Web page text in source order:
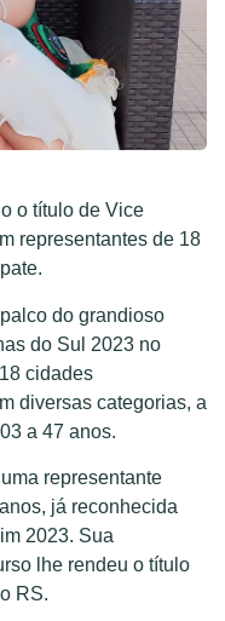
o título de Vice
representantes de 18
do grandioso
do Sul 2023 no
cidades
diversas categorias, a
a 47 anos.
representante
já reconhecida
2023. Sua
lhe rendeu o título
RS.